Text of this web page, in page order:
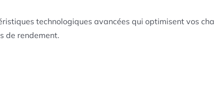
technologiques avancées qui optimisent vos
de rendement.